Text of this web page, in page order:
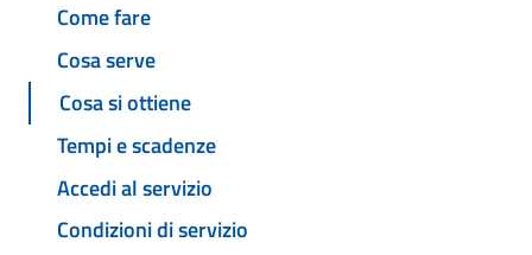
Come fare
Cosa serve
Cosa si ottiene
Tempi e scadenze
Accedi al servizio
Condizioni di servizio